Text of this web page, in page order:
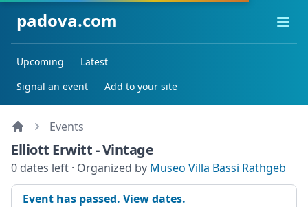
padova.com
Upcoming
Latest
Signal an event
Add to your site
Events
Elliott Erwitt - Vintage
0 dates left · Organized by Museo Villa Bassi Rathgeb
Event has passed. View dates.